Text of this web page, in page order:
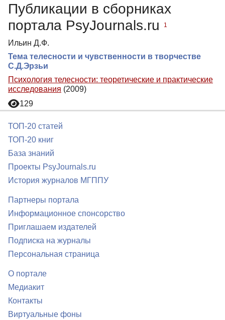
Публикации в сборниках
портала PsyJournals.ru
1
Ильин Д.Ф.
Тема телесности и чувственности в творчестве
С.Д.Эрзьи
Психология телесности: теоретические и практические
исследования (2009)
129
ТОП-20 статей
ТОП-20 книг
База знаний
Проекты PsyJournals.ru
История журналов МГППУ
Партнеры портала
Информационное спонсорство
Приглашаем издателей
Подписка на журналы
Персональная страница
О портале
Медиакит
Контакты
Виртуальные фоны